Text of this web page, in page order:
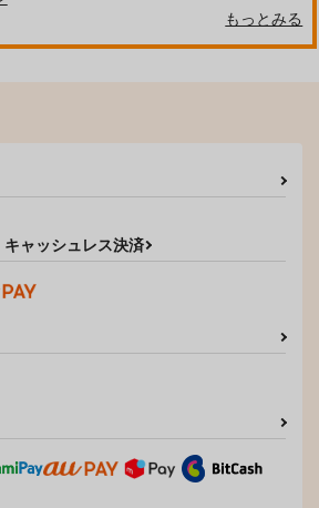
もっとみる
キャッシュレス決済